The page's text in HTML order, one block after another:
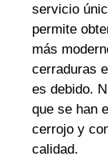
servicio
permite
más
cerraduras
es debido.
que se han
cerrojo y
calidad.